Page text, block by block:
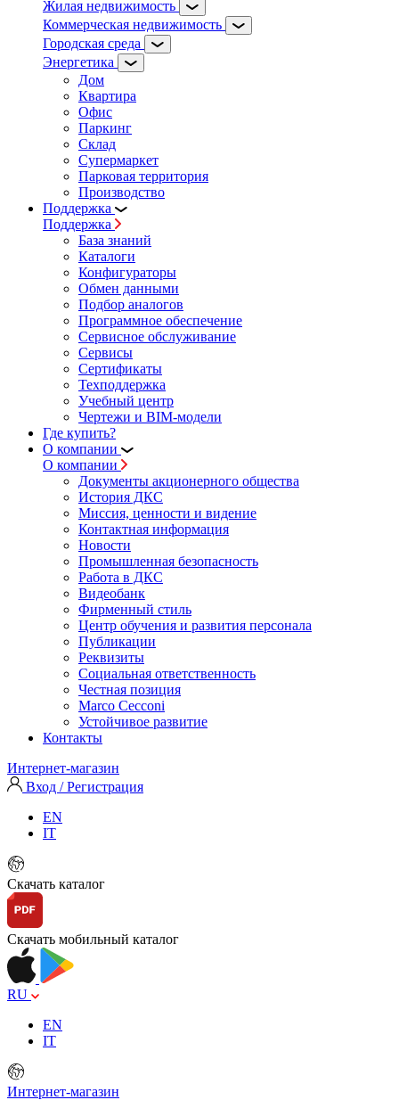
Жилая недвижимость
Коммерческая недвижимость
Городская среда
Энергетика
Дом
Квартира
Офис
Паркинг
Склад
Супермаркет
Парковая территория
Производство
Поддержка
Поддержка
База знаний
Каталоги
Конфигураторы
Обмен данными
Подбор аналогов
Программное обеспечение
Сервисное обслуживание
Сервисы
Сертификаты
Техподдержка
Учебный центр
Чертежи и BIM-модели
Где купить?
О компании
О компании
Документы акционерного общества
История ДКС
Миссия, ценности и видение
Контактная информация
Новости
Промышленная безопасность
Работа в ДКС
Видеобанк
Фирменный стиль
Центр обучения и развития персонала
Публикации
Реквизиты
Социальная ответственность
Честная позиция
Marco Cecconi
Устойчивое развитие
Контакты
Интернет-магазин
Вход / Регистрация
EN
IT
Скачать каталог
Скачать мобильный каталог
RU
EN
IT
Интернет-магазин